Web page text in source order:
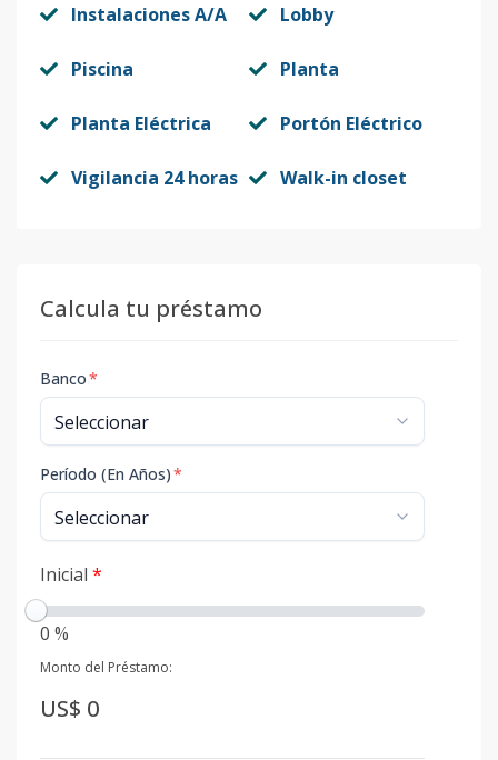
Instalaciones A/A Lobby
Piscina Planta
Planta Eléctrica Portón Eléctrico
Vigilancia 24 horas Walk-in closet
Calcula tu préstamo
Banco*
Período (En Años)*
Inicial *
0 %
Monto del Préstamo:
US$ 0